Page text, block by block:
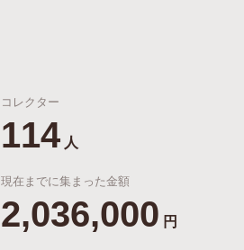
コレクター
114 人
現在までに集まった金額
2,036,000 円